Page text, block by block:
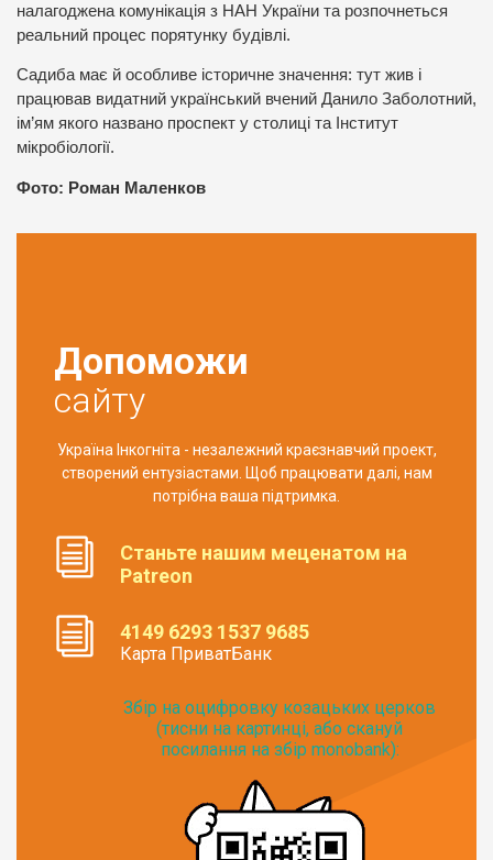
налагоджена комунікація з НАН України та розпочнеться
реальний процес порятунку будівлі.
Садиба має й особливе історичне значення: тут жив і
працював видатний український вчений Данило Заболотний,
ім’ям якого названо проспект у столиці та Інститут
мікробіології.
Фото: Роман Маленков
Допоможи
сайту
Україна Інкогніта - незалежний краєзнавчий проект,
створений ентузіастами. Щоб працювати далі, нам
потрібна ваша підтримка.
Станьте нашим меценатом на
Patreon
4149 6293 1537 9685
Карта ПриватБанк
Збір на оцифровку козацьких церков
(тисни на картинці, або скануй
посилання на збір monobank):